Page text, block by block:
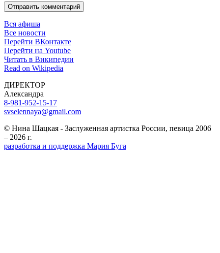
Отправить комментарий
Вся афиша
Все новости
Перейти ВКонтакте
Перейти на Youtube
Читать в Википедии
Read on Wikipedia
ДИРЕКТОР
Александра
8-981-952-15-17
svselennaya@gmail.com
© Нина Шацкая - Заслуженная артистка России, певица 2006
– 2026 г.
разработка и поддержка Мария Буга